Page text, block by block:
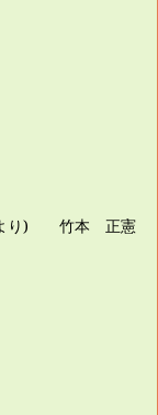
り) 竹本 正憲